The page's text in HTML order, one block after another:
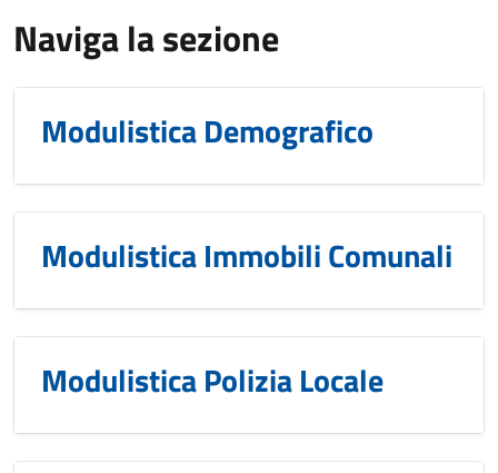
Naviga la sezione
Modulistica Demografico
Modulistica Immobili Comunali
Modulistica Polizia Locale